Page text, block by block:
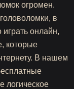
огромен.
в
онлайн,
которые
В нашем
логическое